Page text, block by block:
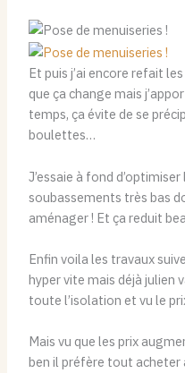
Et puis j’ai encore refait
que ça change mais
temps, ça évite de se
boulettes…
J’essaie à fond d’optimiser
soubassements très bas
aménager ! Et ça reduit
Enfin voila les travaux
hyper vite mais déjà julien
toute l’isolation et vu le
Mais vu que les prix
ben il préfère tout acheter